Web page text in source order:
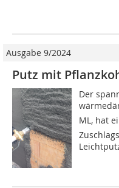
Ausgabe 9/2024
Putz mit
Der
ML, hat